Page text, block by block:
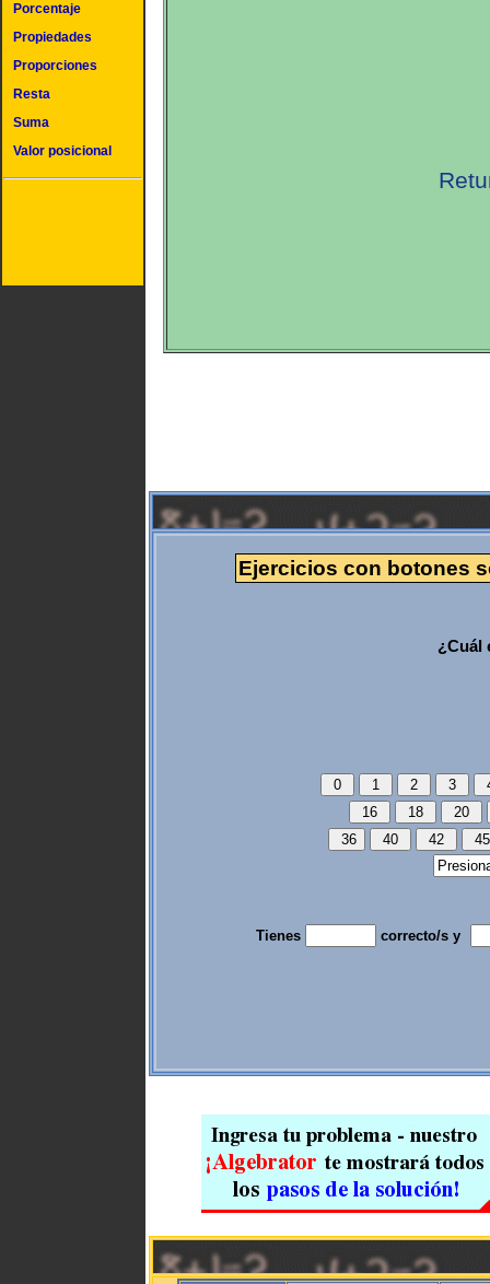
Porcentaje
Propiedades
Proporciones
Resta
Suma
Valor posicional
Ejercicios con botones
¿Cuál
Tienes correcto/s y